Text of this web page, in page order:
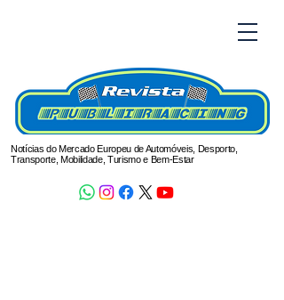
Notícias do Mercado Europeu de Automóveis, Desporto,
Transporte, Mobilidade, Turismo e Bem-Estar